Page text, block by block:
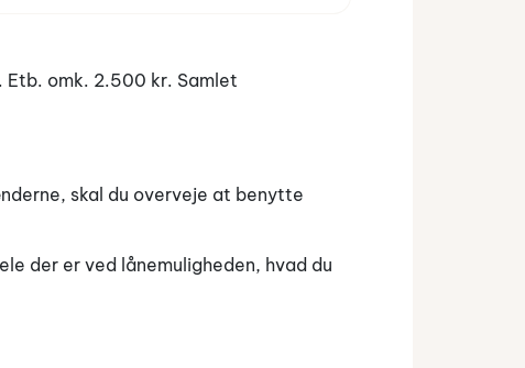
Etb. omk. 2.500 kr. Samlet
skal du overveje at benytte
der er ved lånemuligheden, hvad du